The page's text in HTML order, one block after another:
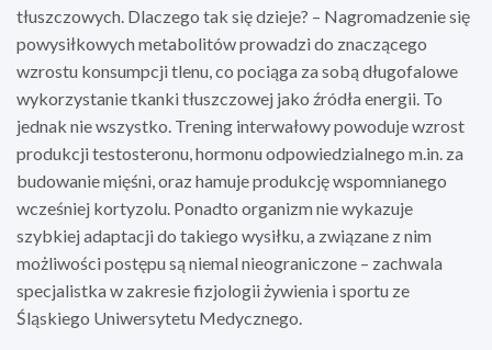
tłuszczowych. Dlaczego tak się dzieje? – Nagromadzenie się
powysiłkowych metabolitów prowadzi do znaczącego
wzrostu konsumpcji tlenu, co pociąga za sobą długofalowe
wykorzystanie tkanki tłuszczowej jako źródła energii. To
jednak nie wszystko. Trening interwałowy powoduje wzrost
produkcji testosteronu, hormonu odpowiedzialnego m.in. za
budowanie mięśni, oraz hamuje produkcję wspomnianego
wcześniej kortyzolu. Ponadto organizm nie wykazuje
szybkiej adaptacji do takiego wysiłku, a związane z nim
możliwości postępu są niemal nieograniczone – zachwala
specjalistka w zakresie fizjologii żywienia i sportu ze
Śląskiego Uniwersytetu Medycznego.